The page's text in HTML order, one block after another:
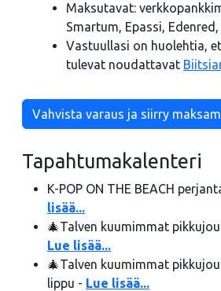
Maksutavat:
Smartum, Epassi, Edenred,
Vastuullasi on huolehtia,
tulevat noudattavat
Vahvista varaus ja siirry
Tapahtumakalenteri
K-POP ON THE BEACH
lisää...
🎄Talven kuumimmat
Lue lisää...
🎄Talven kuumimmat
lippu - Lue lisää...